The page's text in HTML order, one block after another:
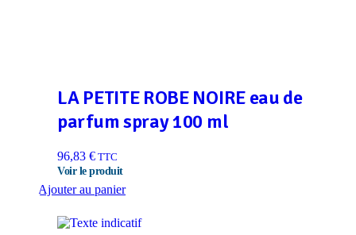
LA PETITE ROBE NOIRE eau de
parfum spray 100 ml
96,83 € TTC
Ajouter au panier